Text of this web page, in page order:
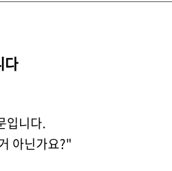
다
입니다.
아닌가요?"